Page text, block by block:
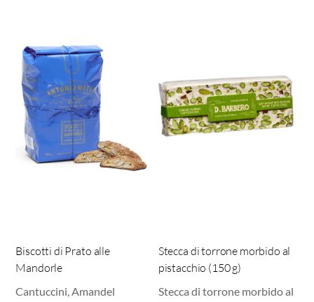
Biscotti di Prato alle
Mandorle
Cantuccini, Amandel
Stecca di torrone morbido al
pistacchio (150 g)
Stecca di torrone morbido al